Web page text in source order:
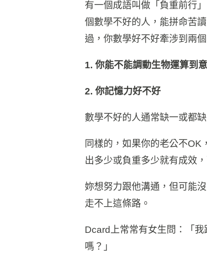
有一個成語叫做「負重前行
個數學不好的人，能拼命苦
過，你數學好不好牽涉到兩個
1. 你能不能調動生物運算到
2. 你記憶力好不好
數學不好的人通常缺一或都
同樣的，如果你的老公不
出多少或負重多少就有成效
妳想努力跟他溝通，但可能
走不上這條路。
Dcard上常常有女生問：「
嗎？」